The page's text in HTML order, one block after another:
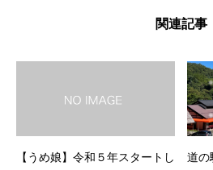
関連記事
【うめ娘】令和５年スタートし
道の